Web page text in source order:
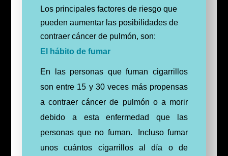
Los principales factores de riesgo que
pueden aumentar las posibilidades de
contraer cáncer de pulmón, son:
El hábito de fumar
En l as personas que fuman cigarrillos
son entre 15 y 30 veces más propensas
a contraer cáncer de pulmón o a morir
debido a esta enfermedad que las
personas que no fuman.
Incluso fumar
unos cuántos cigarrillos al día o de